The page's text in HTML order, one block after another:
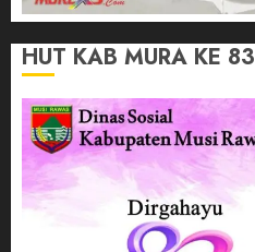
HUT KAB MURA KE 83